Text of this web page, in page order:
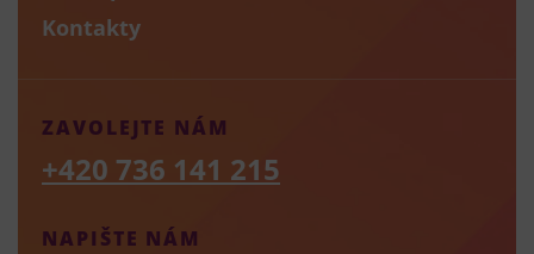
Kontakty
NAPIŠTE NÁM
ZAVOLEJTE NÁM
+420 736 141 215